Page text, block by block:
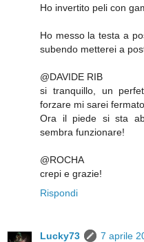
Ho invertito peli con
Ho messo la testa a
subendo metterei a
@DAVIDE RIB
si tranquillo, un
forzare mi sarei
Ora il piede si sta
sembra funzionare!
@ROCHA
crepi e grazie!
Rispondi
Lucky73
7 aprile